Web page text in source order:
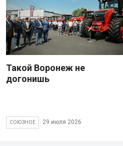
Такой Воронеж не
догонишь
СОЮЗНОЕ 29 июля 2026